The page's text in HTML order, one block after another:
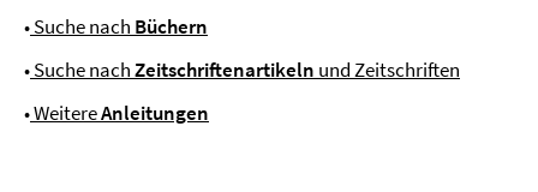
•Suche nach Büchern
•Suche nachZeitschriftenartikeln und Zeitschriften
•WeitereAnleitungen